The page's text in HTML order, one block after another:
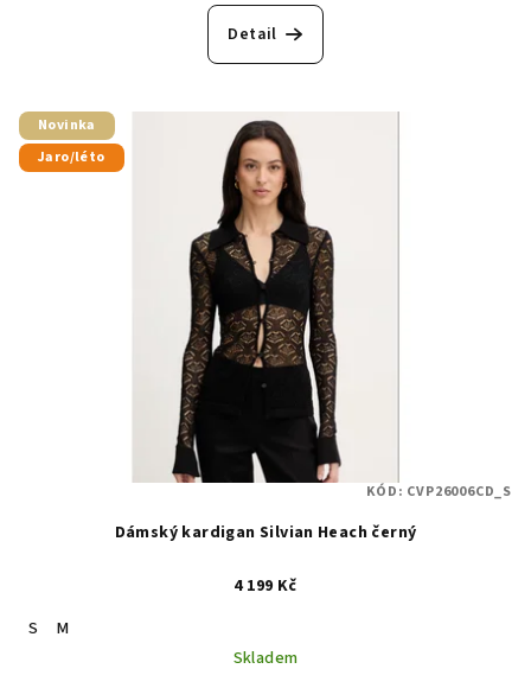
Detail
Novinka
Jaro/léto
Dámský kardigan Silvian Heach černý
4 199 Kč
S
M
Skladem
KÓD: CVP26006CD_S